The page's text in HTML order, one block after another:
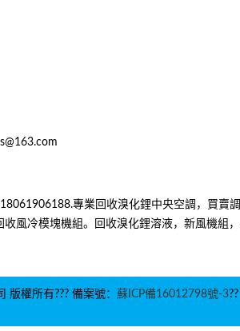
專業回收溴化鋰中央空調，買賣
風冷模塊機組。回收溴化鋰溶液，新風機組，
權所有??? 備案號： 蘇ICP備16012798號-3??